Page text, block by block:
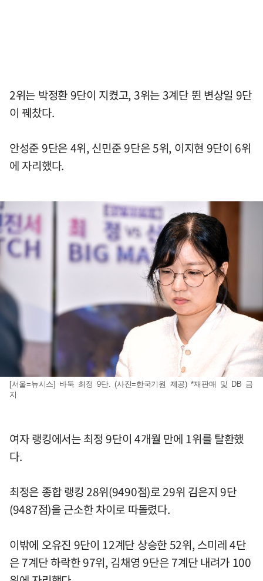
2위는 박정환 9단이 지켰고, 3위는 3계단 뛴 변상일 9단
이 꿰찼다.
안성준 9단은 4위, 신민준 9단은 5위, 이지현 9단이 6위
에 자리했다.
[서울=뉴시스] 바둑 최정 9단. (사진=한국기원 제공) *재판매 및 DB 금
지
여자 랭킹에서는 최정 9단이 4개월 만에 1위를 탈환했
다.
최정은 종합 랭킹 28위(9490점)로 29위 김은지 9단
(9487점)을 근소한 차이로 따돌렸다.
이밖에 오유진 9단이 12계단 상승한 52위, 스미레 4단
은 7계단 하락한 97위, 김채영 9단은 7계단 내려가 100